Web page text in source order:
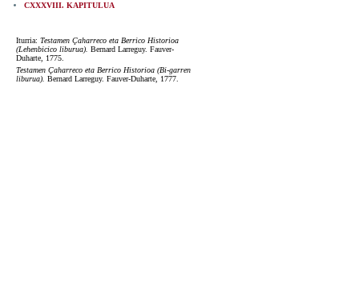
CXXXVIII. KAPITULUA
Iturria: Testamen Çaharreco eta Berrico Historioa
(Lehenbicico liburua). Bernard Larreguy. Fauver-
Duharte, 1775.
Testamen Çaharreco eta Berrico Historioa (Bi-garren
liburua). Bernard Larreguy. Fauver-Duharte, 1777.